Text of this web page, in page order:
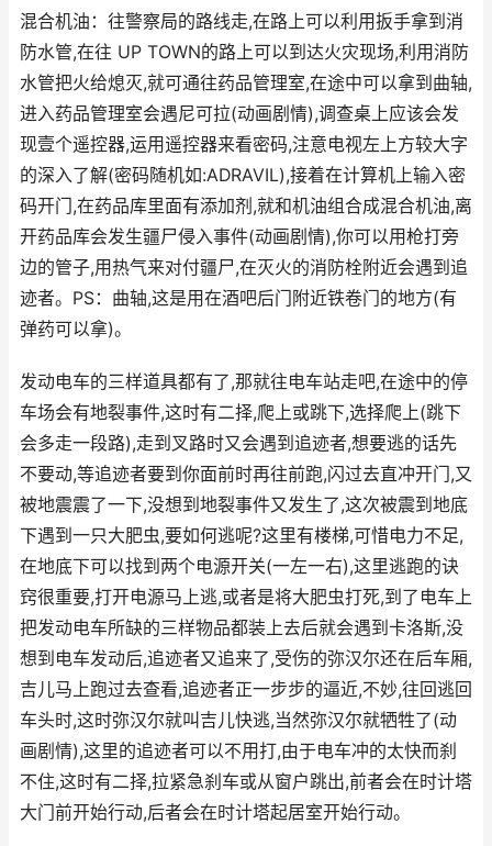
混合机油：往警察局的路线走,在路上可以利用扳手拿到消
防水管,在往 UP TOWN的路上可以到达火灾现场,利用消防
水管把火给熄灭,就可通往药品管理室,在途中可以拿到曲轴,
进入药品管理室会遇尼可拉(动画剧情),调查桌上应该会发
现壹个遥控器,运用遥控器来看密码,注意电视左上方较大字
的深入了解(密码随机如:ADRAVIL),接着在计算机上输入密
码开门,在药品库里面有添加剂,就和机油组合成混合机油,离
开药品库会发生疆尸侵入事件(动画剧情),你可以用枪打旁
边的管子,用热气来对付疆尸,在灭火的消防栓附近会遇到追
迹者。PS：曲轴,这是用在酒吧后门附近铁卷门的地方(有
弹药可以拿)。
发动电车的三样道具都有了,那就往电车站走吧,在途中的停
车场会有地裂事件,这时有二择,爬上或跳下,选择爬上(跳下
会多走一段路),走到叉路时又会遇到追迹者,想要逃的话先
不要动,等追迹者要到你面前时再往前跑,闪过去直冲开门,又
被地震震了一下,没想到地裂事件又发生了,这次被震到地底
下遇到一只大肥虫,要如何逃呢?这里有楼梯,可惜电力不足,
在地底下可以找到两个电源开关(一左一右),这里逃跑的诀
窍很重要,打开电源马上逃,或者是将大肥虫打死,到了电车上
把发动电车所缺的三样物品都装上去后就会遇到卡洛斯,没
想到电车发动后,追迹者又追来了,受伤的弥汉尔还在后车厢,
吉儿马上跑过去查看,追迹者正一步步的逼近,不妙,往回逃回
车头时,这时弥汉尔就叫吉儿快逃,当然弥汉尔就牺牲了(动
画剧情),这里的追迹者可以不用打,由于电车冲的太快而刹
不住,这时有二择,拉紧急刹车或从窗户跳出,前者会在时计塔
大门前开始行动,后者会在时计塔起居室开始行动。